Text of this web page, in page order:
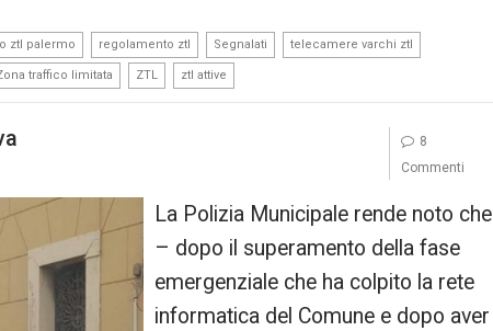
ztl palermo regolamento ztl Segnalati telecamere varchi ztl
traffico limitata ZTL ztl attive
La Polizia Municipale rende noto che
– dopo il superamento della fase
emergenziale che ha colpito la rete
informatica del Comune e dopo aver
8
Commenti